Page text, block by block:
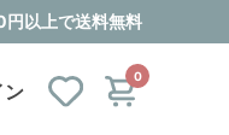
以上で送料無料
ン
0